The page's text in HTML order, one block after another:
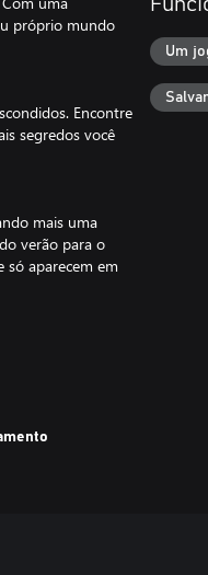
próprio mundo
Encontre
segredos você
mais uma
verão para o
só aparecem em
de criação
opções de
Um